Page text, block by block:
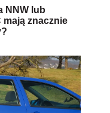
NNW lub
mają znacznie